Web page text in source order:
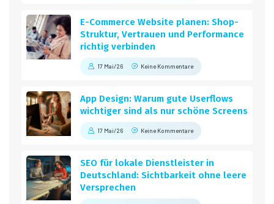
E-Commerce Website planen: Shop-
Struktur, Vertrauen und Performance
richtig verbinden
17 Mai/26 Keine Kommentare
App Design: Warum gute Userflows
wichtiger sind als nur schöne Screens
17 Mai/26 Keine Kommentare
SEO für lokale Dienstleister in
Deutschland: Sichtbarkeit ohne leere
Versprechen